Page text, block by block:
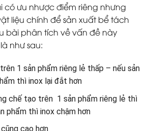
có ưu nhược điểm riêng nhưng
liệu chính để sản xuất bể tách
bài phân tích về vấn đề này
như sau:
1 sản phẩm riêng lẻ thấp – nếu sản
thì inox lại đắt hơn
chế tạo trên 1 sản phẩm riêng lẻ thì
phẩm thì inox chậm hơn
cao hơn